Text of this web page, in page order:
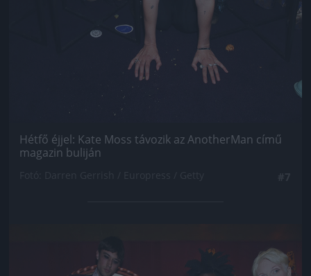
Hétfő éjjel: Kate Moss távozik az AnotherMan című
magazin buliján